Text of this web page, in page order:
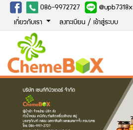
086-9972727 @upb7318x
เกี่ยวกับเรา ลงทะเบียน / เข้าสู่ระบบ